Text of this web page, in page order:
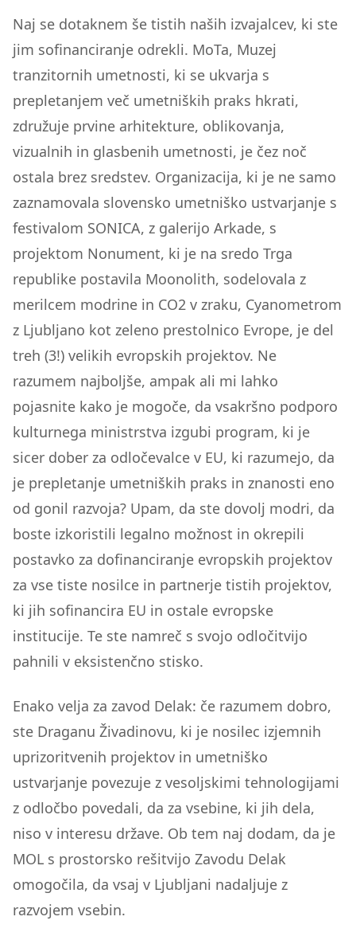
Naj se dotaknem še tistih naših izvajalcev, ki ste
jim sofinanciranje odrekli. MoTa, Muzej
tranzitornih umetnosti, ki se ukvarja s
prepletanjem več umetniških praks hkrati,
združuje prvine arhitekture, oblikovanja,
vizualnih in glasbenih umetnosti, je čez noč
ostala brez sredstev. Organizacija, ki je ne samo
zaznamovala slovensko umetniško ustvarjanje s
festivalom SONICA, z galerijo Arkade, s
projektom Nonument, ki je na sredo Trga
republike postavila Moonolith, sodelovala z
merilcem modrine in CO2 v zraku, Cyanometrom
z Ljubljano kot zeleno prestolnico Evrope, je del
treh (3!) velikih evropskih projektov. Ne
razumem najboljše, ampak ali mi lahko
pojasnite kako je mogoče, da vsakršno podporo
kulturnega ministrstva izgubi program, ki je
sicer dober za odločevalce v EU, ki razumejo, da
je prepletanje umetniških praks in znanosti eno
od gonil razvoja? Upam, da ste dovolj modri, da
boste izkoristili legalno možnost in okrepili
postavko za dofinanciranje evropskih projektov
za vse tiste nosilce in partnerje tistih projektov,
ki jih sofinancira EU in ostale evropske
institucije. Te ste namreč s svojo odločitvijo
pahnili v eksistenčno stisko.
Enako velja za zavod Delak: če razumem dobro,
ste Draganu Živadinovu, ki je nosilec izjemnih
uprizoritvenih projektov in umetniško
ustvarjanje povezuje z vesoljskimi tehnologijami
z odločbo povedali, da za vsebine, ki jih dela,
niso v interesu države. Ob tem naj dodam, da je
MOL s prostorsko rešitvijo Zavodu Delak
omogočila, da vsaj v Ljubljani nadaljuje z
razvojem vsebin.